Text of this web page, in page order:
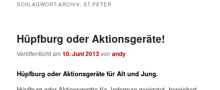
SCHLAGWORT-ARCHIV:ST.PETER
Hüpfburg oder Aktionsgeräte!
Veröffentlicht am10. Juni 2013vonandy
Hüpfburg oder Aktionsgeräte für Alt und Jung.